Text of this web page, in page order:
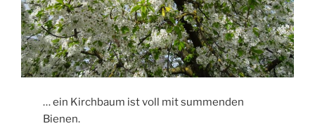
… ein Kirchbaum ist voll mit summenden
Bienen.